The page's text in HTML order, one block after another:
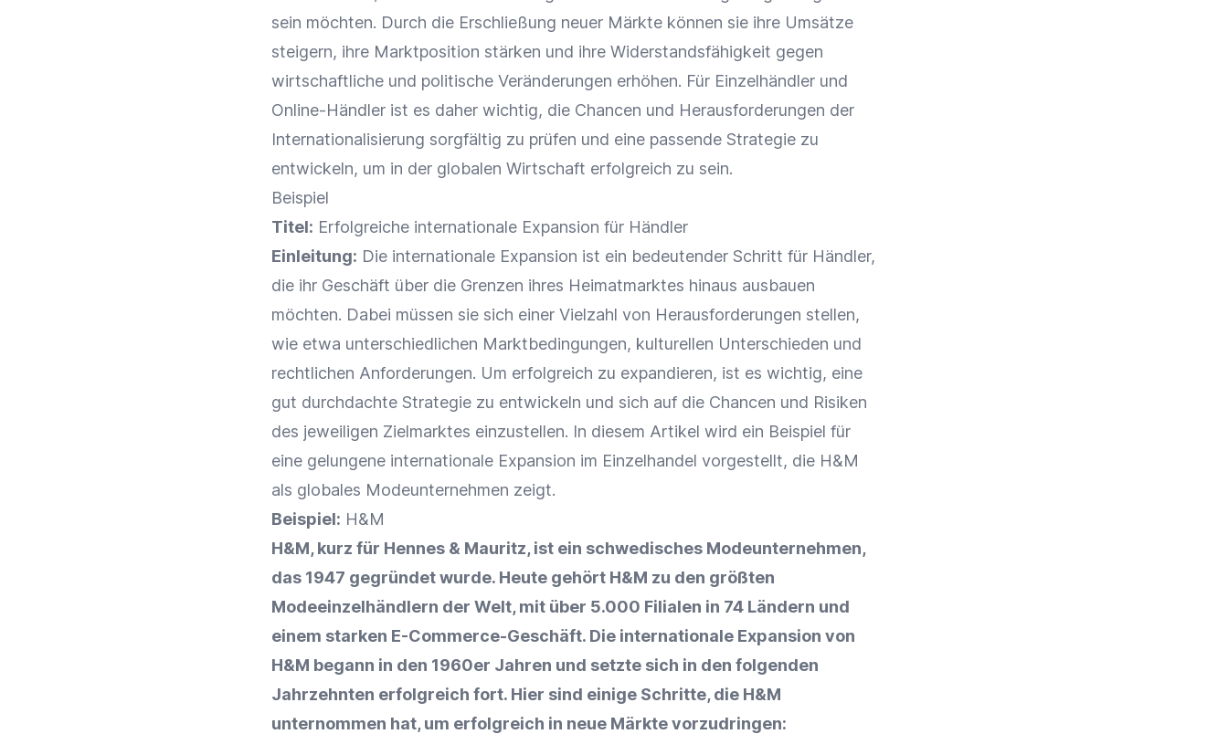
sein möchten. Durch die Erschließung neuer Märkte können sie ihre Umsätze
steigern, ihre Marktposition stärken und ihre Widerstandsfähigkeit gegen
wirtschaftliche und politische Veränderungen erhöhen. Für Einzelhändler und
Online-Händler ist es daher wichtig, die Chancen und Herausforderungen der
Internationalisierung sorgfältig zu prüfen und eine passende Strategie zu
entwickeln, um in der globalen Wirtschaft erfolgreich zu sein.
Beispiel
Titel: Erfolgreiche internationale Expansion für Händler
Einleitung: Die internationale Expansion ist ein bedeutender Schritt für Händler,
die ihr Geschäft über die Grenzen ihres Heimatmarktes hinaus ausbauen
möchten. Dabei müssen sie sich einer Vielzahl von Herausforderungen stellen,
wie etwa unterschiedlichen Marktbedingungen, kulturellen Unterschieden und
rechtlichen Anforderungen. Um erfolgreich zu expandieren, ist es wichtig, eine
gut durchdachte Strategie zu entwickeln und sich auf die Chancen und Risiken
des jeweiligen Zielmarktes einzustellen. In diesem Artikel wird ein Beispiel für
eine gelungene internationale Expansion im Einzelhandel vorgestellt, die H&M
als globales Modeunternehmen zeigt.
Beispiel: H&M
H&M, kurz für Hennes & Mauritz, ist ein schwedisches Modeunternehmen,
das 1947 gegründet wurde. Heute gehört H&M zu den größten
Modeeinzelhändlern der Welt, mit über 5.000 Filialen in 74 Ländern und
einem starken E-Commerce-Geschäft. Die internationale Expansion von
H&M begann in den 1960er Jahren und setzte sich in den folgenden
Jahrzehnten erfolgreich fort. Hier sind einige Schritte, die H&M
unternommen hat, um erfolgreich in neue Märkte vorzudringen: